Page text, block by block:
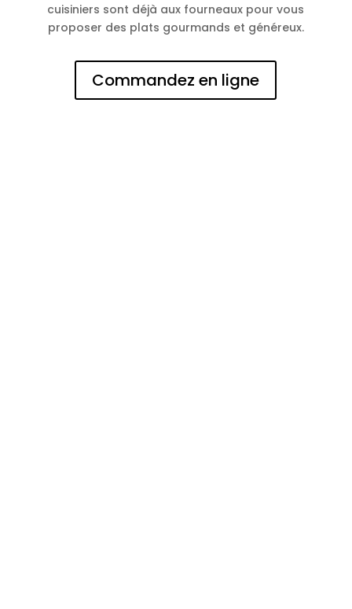
cuisiniers sont déjà aux fourneaux pour vous
proposer des plats gourmands et généreux.
Commandez en ligne